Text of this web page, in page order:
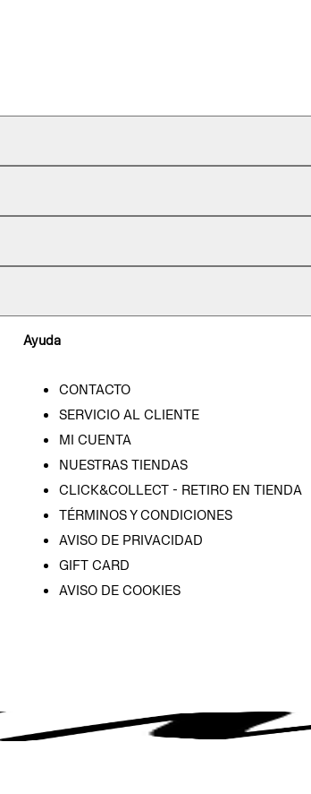
Ayuda
CONTACTO
SERVICIO AL CLIENTE
MI CUENTA
NUESTRAS TIENDAS
CLICK&COLLECT - RETIRO EN TIENDA
TÉRMINOS Y CONDICIONES
AVISO DE PRIVACIDAD
GIFT CARD
AVISO DE COOKIES